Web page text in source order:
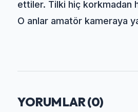
ettiler. Tilki hiç korkmadan
O anlar amatör kameraya
YORUMLAR (0)